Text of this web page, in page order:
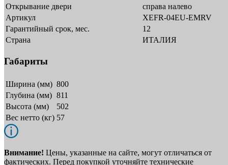
Открывание двери
справа налево
Артикул
XEFR-04EU-EMRV
Гарантийный срок, мес.
12
Страна
ИТАЛИЯ
Габариты
Ширина (мм) 800
Глубина (мм) 811
Высота (мм)
502
Вес нетто (кг) 57
Внимание! Цены, указанные на сайте, могут отличаться от
фактических. Перед покупкой уточняйте технические